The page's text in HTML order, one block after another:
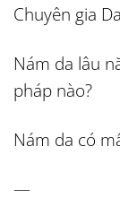
Chuyên gia
Nám da lâu
pháp nào?
Nám da có
—